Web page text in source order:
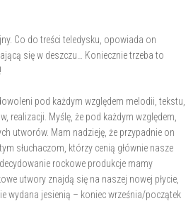
Co do treści teledysku, opowiada on
się w deszczu… Koniecznie trzeba to
pod każdym względem melodii, tekstu,
realizacji. Myślę, że pod każdym względem,
utworów. Mam nadzieję, że przypadnie on
słuchaczom, którzy cenią głównie nasze
rockowe produkcje mamy
utwory znajdą się na naszej nowej płycie,
wydana jesienią – koniec września/początek